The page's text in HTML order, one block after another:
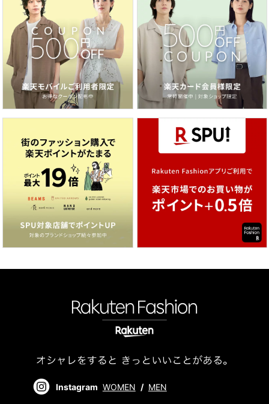
Instagram WOMEN / MEN